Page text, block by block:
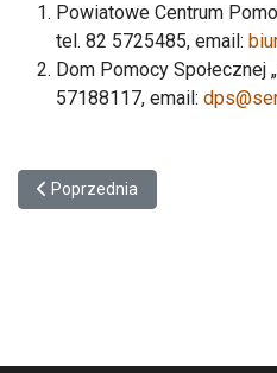
Powiatowe Centrum
tel. 82 5725485, email:
Dom Pomocy Społecznej
57188117, email:
Poprzednia strona: Informacja
Poprzednia